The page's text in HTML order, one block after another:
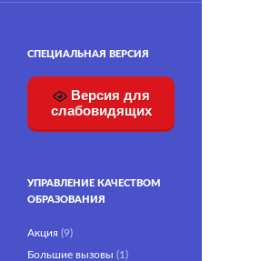
СПЕЦИАЛЬНАЯ ВЕРСИЯ
Версия для
слабовидящих
УПРАВЛЕНИЕ КАЧЕСТВОМ
ОБРАЗОВАНИЯ
Акция (9)
Большие вызовы (1)